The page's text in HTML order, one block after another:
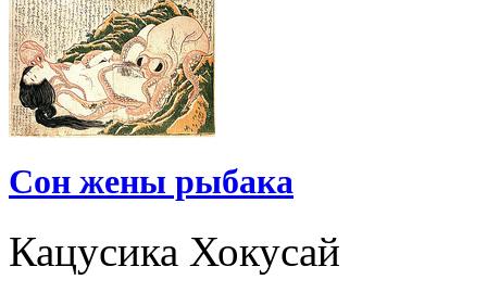
Сон жены рыбака
Кацусика Хокусай